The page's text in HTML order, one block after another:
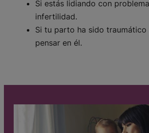
Si estás lidiando con
infertilidad.
Si tu parto ha sido traumático
pensar en él.